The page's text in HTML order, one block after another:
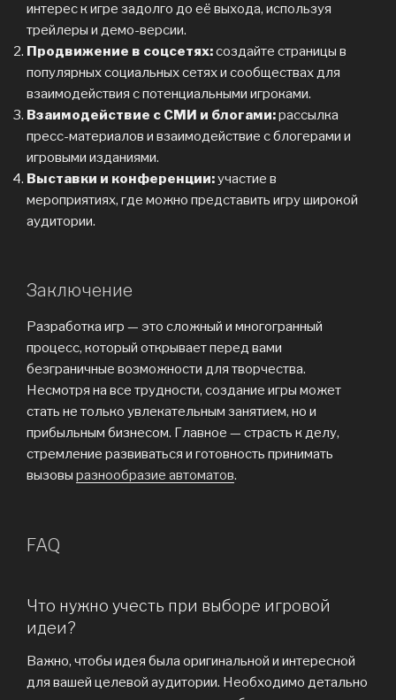
интерес к игре задолго до её выхода, используя
трейлеры и демо-версии.
Продвижение в соцсетях:создайте страницы в
популярных социальных сетях и сообществах для
взаимодействия с потенциальными игроками.
Взаимодействие с СМИ и блогами:рассылка
пресс-материалов и взаимодействие с блогерами и
игровыми изданиями.
Выставки и конференции:участие в
мероприятиях, где можно представить игру широкой
аудитории.
Заключение
Разработка игр — это сложный и многогранный
процесс, который открывает перед вами
безграничные возможности для творчества.
Несмотря на все трудности, создание игры может
стать не только увлекательным занятием, но и
прибыльным бизнесом. Главное — страсть к делу,
стремление развиваться и готовность принимать
вызовы разнообразие автоматов.
FAQ
Что нужно учесть при выборе игровой
идеи?
Важно, чтобы идея была оригинальной и интересной
для вашей целевой аудитории. Необходимо детально